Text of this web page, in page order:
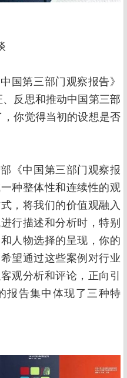
国第三部门观察报告》
反思和推动中国第三部
你觉得当初的设想是否
《中国第三部门观察报
种整体性和连续性的观
，将我们的价值观融入
行描述和分析时，特别
人物选择的呈现，你的
望通过这些案例对行业
观分析和评论，正向引
报告集中体现了三种特